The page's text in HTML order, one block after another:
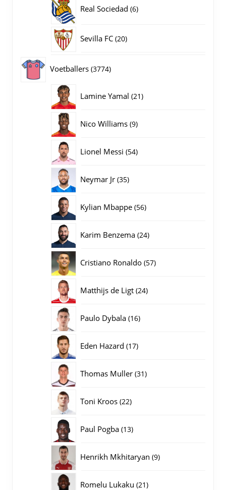
Real Sociedad 66
Sevilla FC 2020
Voetballers 37743774
Lamine Yamal 2121
Nico Williams 99
Lionel Messi 5454
Neymar Jr 3535
Kylian Mbappe 5656
Karim Benzema 2424
Cristiano Ronaldo 5757
Matthijs de Ligt 2424
Paulo Dybala 1616
Eden Hazard 1717
Thomas Muller 3131
Toni Kroos 2222
Paul Pogba 1313
Henrikh Mkhitaryan 99
Romelu Lukaku 2121